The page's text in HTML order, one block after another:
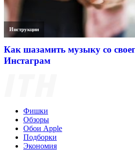
Инструкции
Как шазамить музыку со
Инстаграм
Фишки
Обзоры
Обои Apple
Подборки
Экономия